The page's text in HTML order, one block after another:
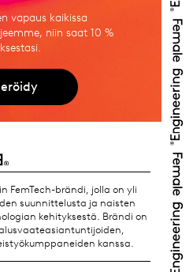
vapaus kaikissa
niin saat 10 %
FemTech-brändi, jolla on yli
suunnittelusta ja naisten
kehityksestä. Brändi on
kanssa.